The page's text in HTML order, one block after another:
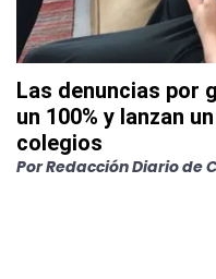
Las denuncias por
un 100% y lanzan
colegios
PorRedacción Diario de